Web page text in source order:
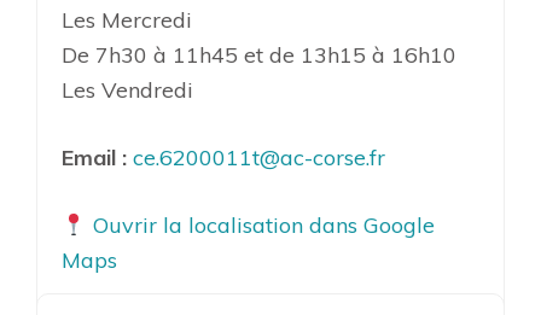
Les Mercredi
De 7h30 à 11h45 et de 13h15 à 16h10
Les Vendredi
Email : ce.6200011t@ac-corse.fr
Ouvrir la localisation dans Google
Maps